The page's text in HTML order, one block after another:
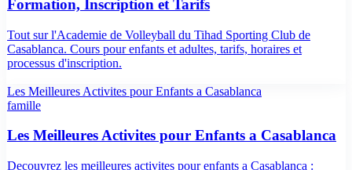
Formation, Inscription et Tarifs
Tout sur l'Academie de Volleyball du Tihad Sporting Club de
Casablanca. Cours pour enfants et adultes, tarifs, horaires et
processus d'inscription.
Les Meilleures Activites pour Enfants a Casablanca
famille
Les Meilleures Activites pour Enfants a Casablanca
Decouvrez les meilleures activites pour enfants a Casablanca :